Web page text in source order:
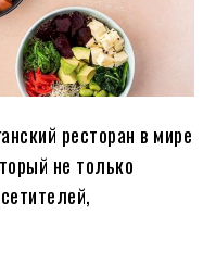
ресторан в мире
не только